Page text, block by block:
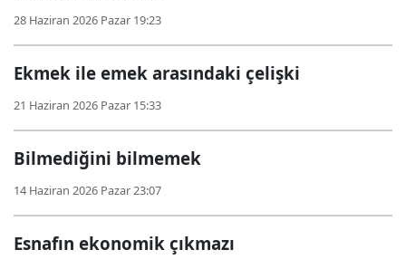
28 Haziran 2026 Pazar 19:23
Ekmek ile emek arasındaki çelişki
21 Haziran 2026 Pazar 15:33
Bilmediğini bilmemek
14 Haziran 2026 Pazar 23:07
Esnafın ekonomik çıkmazı